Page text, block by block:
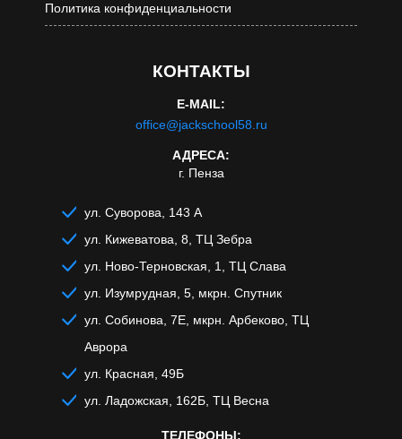
Политика конфиденциальности
КОНТАКТЫ
E-MAIL:
office@jackschool58.ru
АДРЕСА:
г. Пенза
ул. Суворова, 143 А
ул. Кижеватова, 8, ТЦ Зебра
ул. Ново-Терновская, 1, ТЦ Слава
ул. Изумрудная, 5, мкрн. Спутник
ул. Собинова, 7Е, мкрн. Арбеково, ТЦ
Аврора
ул. Красная, 49Б
ул. Ладожская, 162Б, ТЦ Весна
ТЕЛЕФОНЫ: